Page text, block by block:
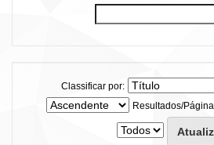
Classificar por:
Resultados/Página